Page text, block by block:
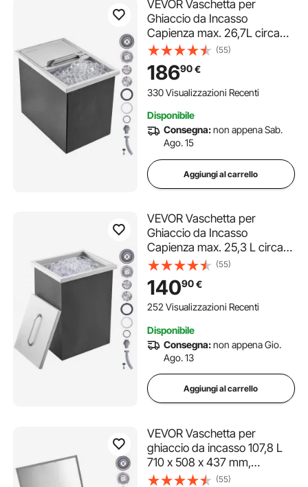
VEVOR Vaschetta per
Ghiaccio da Incasso
Capienza max. 26,7L circa
Dimensioni 456x304x371
mm, Ghiacciaia da Incasso
con Coperchio in Acciaio Inox
Conservazione di Cubetti di
(55)
18690€
330 Visualizzazioni Recenti
Disponibile
Consegna:non appena Sab.
Ago. 15
Aggiungi al carrello
VEVOR Vaschetta per
Ghiaccio da Incasso
Capienza max. 25,3 L circa
Dimensioni
355x305x461mm, Ghiacciaia
da Incasso con Coperchio in
Acciaio Inox Conservazione
Feste Hotel
(55)
14090€
252 Visualizzazioni Recenti
Disponibile
Consegna:non appena Gio.
Ago. 13
Aggiungi al carrello
VEVOR Vaschetta per
ghiaccio da incasso 107,8 L
710 x 508 x 437 mm,
vaschetta per ghiaccio
(55)